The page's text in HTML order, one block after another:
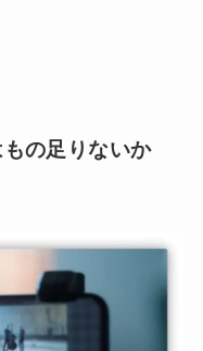
の足りないか